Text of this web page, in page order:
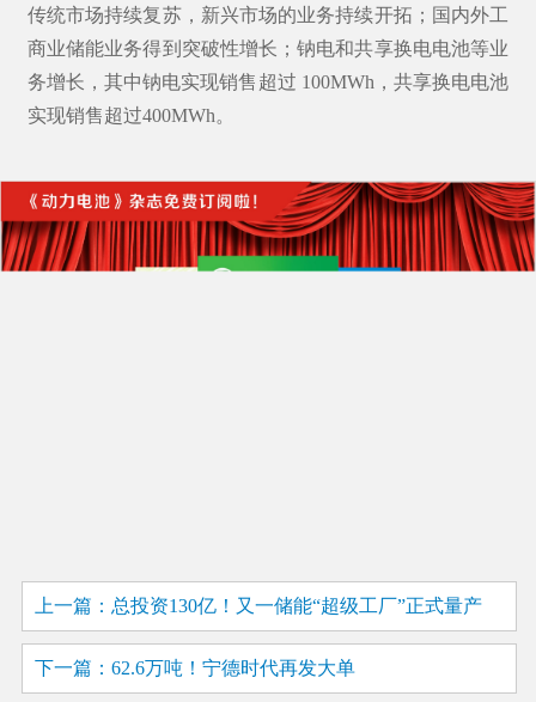
传统市场持续复苏，新兴市场的业务持续开拓；国内外工
商业储能业务得到突破性增长；钠电和共享换电电池等业
务增长，其中钠电实现销售超过 100MWh，共享换电电池
实现销售超过400MWh。
上一篇：总投资130亿！又一储能“超级工厂”正式量产
下一篇：62.6万吨！宁德时代再发大单